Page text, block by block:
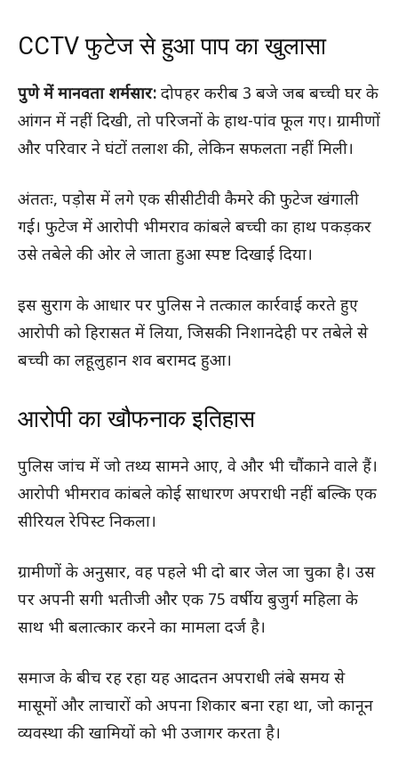
CCTV फुटेज से हुआ पाप का खुलासा
पुणे में मानवता शर्मसार: दोपहर करीब 3 बजे जब बच्ची घर के
आंगन में नहीं दिखी, तो परिजनों के हाथ-पांव फूल गए। ग्रामीणों
और परिवार ने घंटों तलाश की, लेकिन सफलता नहीं मिली।
अंततः, पड़ोस में लगे एक सीसीटीवी कैमरे की फुटेज खंगाली
गई। फुटेज में आरोपी भीमराव कांबले बच्ची का हाथ पकड़कर
उसे तबेले की ओर ले जाता हुआ स्पष्ट दिखाई दिया।
इस सुराग के आधार पर पुलिस ने तत्काल कार्रवाई करते हुए
आरोपी को हिरासत में लिया, जिसकी निशानदेही पर तबेले से
बच्ची का लहूलुहान शव बरामद हुआ।
आरोपी का खौफनाक इतिहास
पुलिस जांच में जो तथ्य सामने आए, वे और भी चौंकाने वाले हैं।
आरोपी भीमराव कांबले कोई साधारण अपराधी नहीं बल्कि एक
सीरियल रेपिस्ट निकला।
ग्रामीणों के अनुसार, वह पहले भी दो बार जेल जा चुका है। उस
पर अपनी सगी भतीजी और एक 75 वर्षीय बुजुर्ग महिला के
साथ भी बलात्कार करने का मामला दर्ज है।
समाज के बीच रह रहा यह आदतन अपराधी लंबे समय से
मासूमों और लाचारों को अपना शिकार बना रहा था, जो कानून
व्यवस्था की खामियों को भी उजागर करता है।